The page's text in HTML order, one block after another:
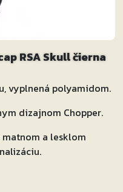
RSA Skull čierna
vyplnená polyamidom.
dizajnom Chopper.
a lesklom